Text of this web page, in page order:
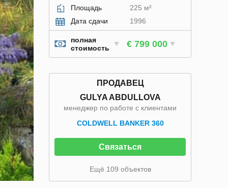
Площадь
225 м²
Дата сдачи
1996
полная
стоимость
€ 799 000
ПРОДАВЕЦ
GULYA ABDULLOVA
менеджер по работе с клиентами
COLDWELL BANKER 360
Связаться
Ещё 109 объектов